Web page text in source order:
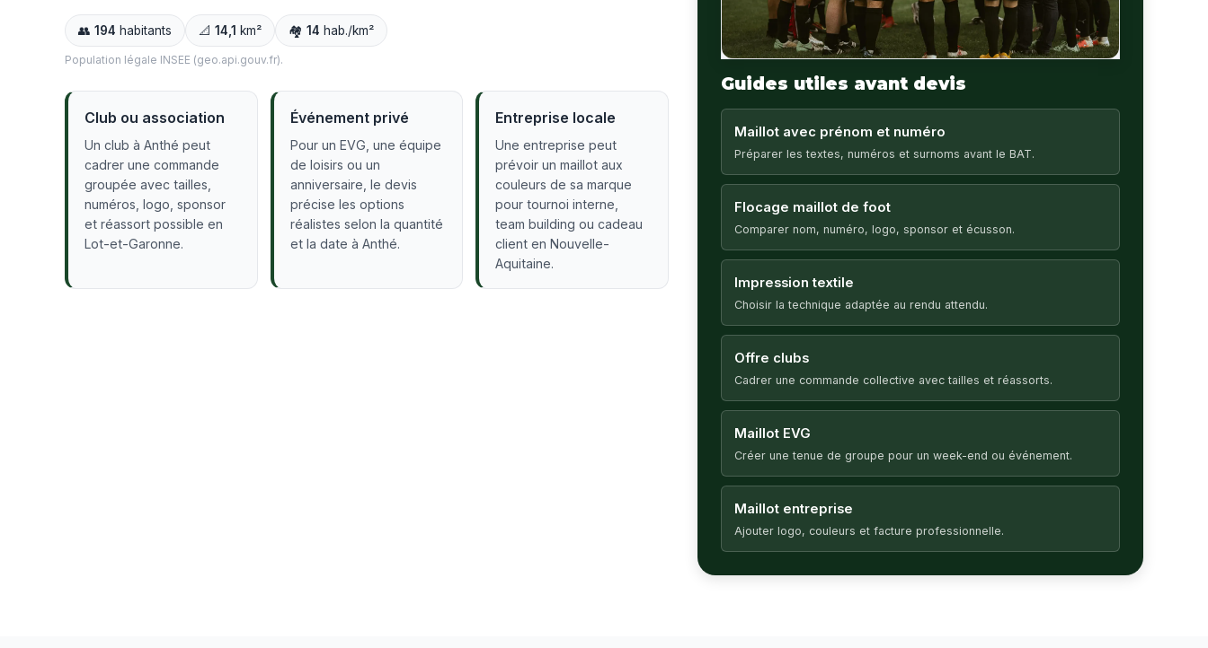
👥 194 habitants 📐 14,1 km² 🏘️ 14 hab./km²
Population légale INSEE (geo.api.gouv.fr).
Club ou association
Un club à Anthé peut
cadrer une commande
groupée avec tailles,
numéros, logo, sponsor
et réassort possible en
Lot-et-Garonne.
Événement privé
Pour un EVG, une équipe
de loisirs ou un
anniversaire, le devis
précise les options
réalistes selon la quantité
et la date à Anthé.
Entreprise locale
Une entreprise peut
prévoir un maillot aux
couleurs de sa marque
pour tournoi interne,
team building ou cadeau
client en Nouvelle-
Aquitaine.
Guides utiles avant devis
Maillot avec prénom et numéro
Préparer les textes, numéros et surnoms avant le BAT.
Flocage maillot de foot
Comparer nom, numéro, logo, sponsor et écusson.
Impression textile
Choisir la technique adaptée au rendu attendu.
Offre clubs
Cadrer une commande collective avec tailles et réassorts.
Maillot EVG
Créer une tenue de groupe pour un week-end ou événement.
Maillot entreprise
Ajouter logo, couleurs et facture professionnelle.